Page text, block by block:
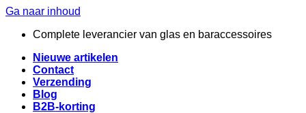
Ga naar inhoud
Complete leverancier van glas en baraccessoires
Nieuwe artikelen
Contact
Verzending
Blog
B2B-korting